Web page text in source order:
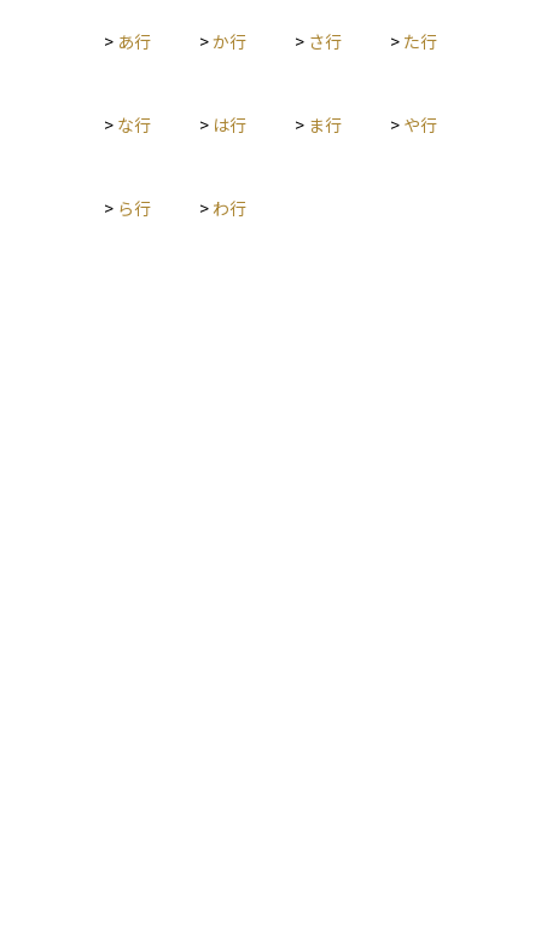
> あ行 >か行 > さ行 > た行
> な行 > は行 > ま行 > や行
> ら行 > わ行